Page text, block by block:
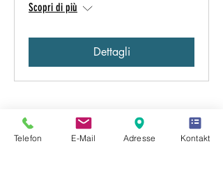
Scopri di più
Dettagli
Carica altro
Telefon E-Mail Adresse Kontakt